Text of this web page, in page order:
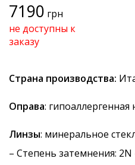
7190 грн
не доступны к
заказу
Страна производства:
Оправа:
Линзы: минеральное
– Степень затемнения: